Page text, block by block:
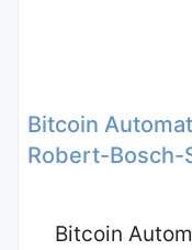
Bitcoin
Robert-Bosch-
Bitcoin